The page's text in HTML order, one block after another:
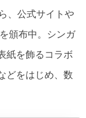
、公式サイトや
頒布中。シンガ
紙を飾るコラボ
どをはじめ、数